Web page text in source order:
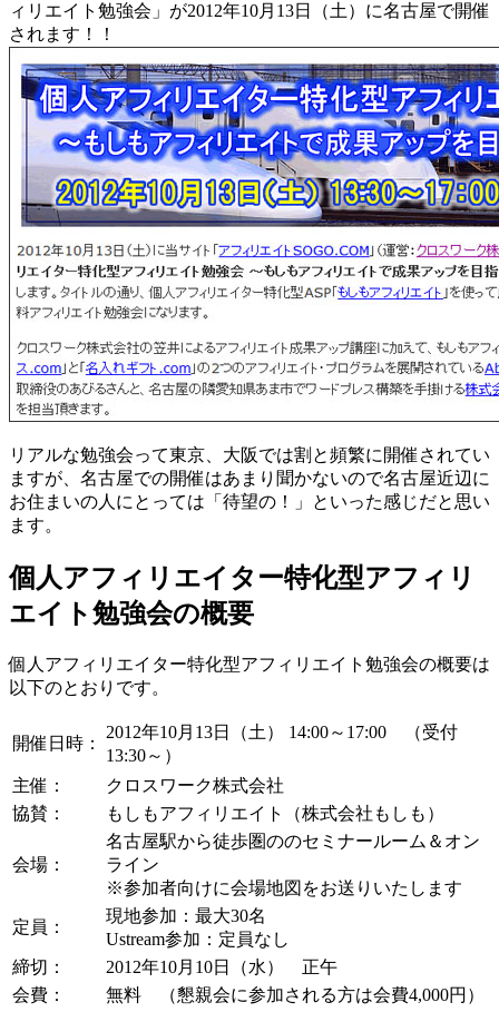
ィリエイト勉強会」が2012年10月13日（土）に名古屋で開催
されます！！
リアルな勉強会って東京、大阪では割と頻繁に開催されてい
ますが、名古屋での開催はあまり聞かないので名古屋近辺に
お住まいの人にとっては「待望の！」といった感じだと思い
ます。
個人アフィリエイター特化型アフィリ
エイト勉強会の概要
個人アフィリエイター特化型アフィリエイト勉強会の概要は
以下のとおりです。
開催日時：
2012年10月13日（土） 14:00～17:00 （受付
13:30～）
主催：
クロスワーク株式会社
協賛：
もしもアフィリエイト（株式会社もしも）
会場：
名古屋駅から徒歩圏ののセミナールーム＆オン
ライン
※参加者向けに会場地図をお送りいたします
定員：
現地参加：最大30名
Ustream参加：定員なし
締切：
2012年10月10日（水） 正午
会費：
無料 （懇親会に参加される方は会費4,000円）